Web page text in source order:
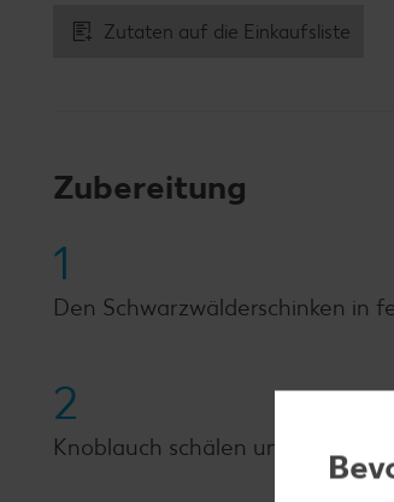
Zutaten auf die Einkaufsliste
Zubereitung
1
Den Schwarzwälderschinken in
2
Knoblauch schälen und fein